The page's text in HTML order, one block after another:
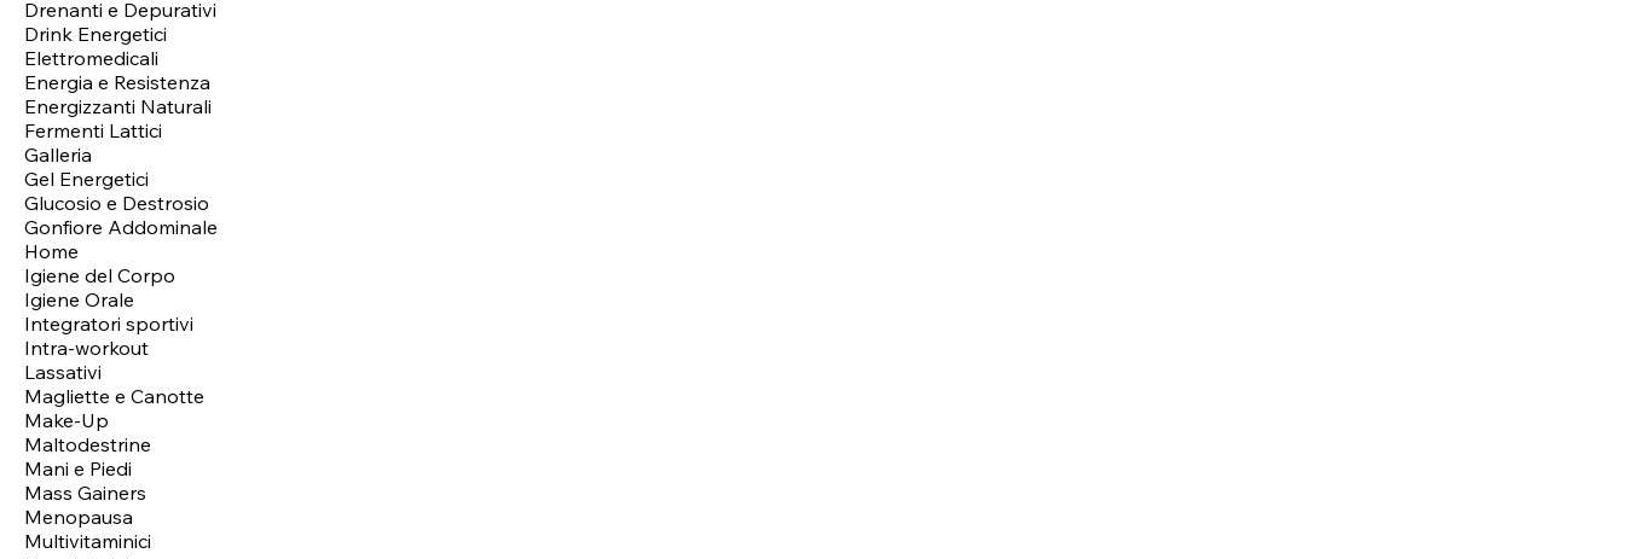
Drenanti e Depurativi
Drink Energetici
Elettromedicali
Energia e Resistenza
Energizzanti Naturali
Fermenti Lattici
Galleria
Gel Energetici
Glucosio e Destrosio
Gonfiore Addominale
Home
Igiene del Corpo
Igiene Orale
Integratori sportivi
Intra-workout
Lassativi
Magliette e Canotte
Make-Up
Maltodestrine
Mani e Piedi
Mass Gainers
Menopausa
Multivitaminici